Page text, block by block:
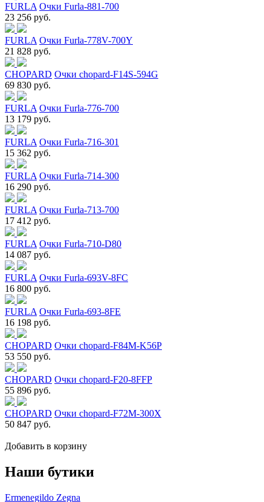
FURLA Очки Furla-881-700
23 256 руб.
FURLA Очки Furla-778V-700Y
21 828 руб.
CHOPARD Очки chopard-F14S-594G
69 830 руб.
FURLA Очки Furla-776-700
13 179 руб.
FURLA Очки Furla-716-301
15 362 руб.
FURLA Очки Furla-714-300
16 290 руб.
FURLA Очки Furla-713-700
17 412 руб.
FURLA Очки Furla-710-D80
14 087 руб.
FURLA Очки Furla-693V-8FC
16 800 руб.
FURLA Очки Furla-693-8FE
16 198 руб.
CHOPARD Очки chopard-F84M-K56P
53 550 руб.
CHOPARD Очки chopard-F20-8FFP
55 896 руб.
CHOPARD Очки chopard-F72M-300X
50 847 руб.
Добавить в корзину
Наши бутики
Ermenegildo Zegna